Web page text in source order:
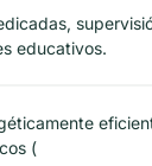
educativos.
(